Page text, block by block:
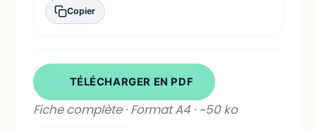
Copier
TÉLÉCHARGER EN PDF
Fiche complète · Format A4 · ~50 ko